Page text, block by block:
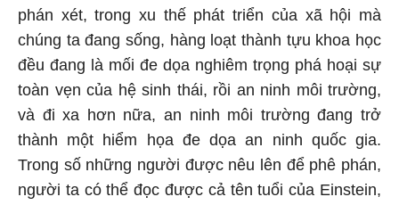
phán xét, trong xu thế phát triển của xã hội mà
chúng ta đang sống, hàng loạt thành tựu khoa học
đều đang là mối đe dọa nghiêm trọng phá hoại sự
toàn vẹn của hệ sinh thái, rồi an ninh môi trường,
và đi xa hơn nữa, an ninh môi trường đang trở
thành một hiểm họa đe dọa an ninh quốc gia.
Trong số những người được nêu lên để phê phán,
người ta có thể đọc được cả tên tuổi của Einstein,